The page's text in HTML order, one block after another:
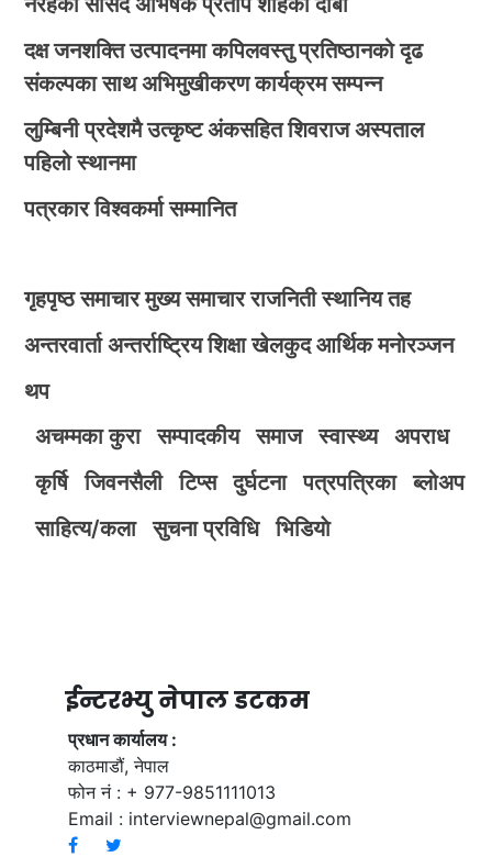
दक्ष जनशक्ति उत्पादनमा कपिलवस्तु प्रतिष्ठानको दृढ
संकल्पका साथ अभिमुखीकरण कार्यक्रम सम्पन्न
लुम्बिनी प्रदेशमै उत्कृष्ट अंकसहित शिवराज अस्पताल
पहिलो स्थानमा
पत्रकार विश्वकर्मा सम्मानित
गृहपृष्ठ समाचार मुख्य समाचार राजनिती स्थानिय तह
अन्तरवार्ता अन्तर्राष्ट्रिय शिक्षा खेलकुद आर्थिक मनोरञ्जन
थप
अचम्मका कुरा
सम्पादकीय समाज स्वास्थ्य
अपराध
कृर्षि
जिवनसैली टिप्स दुर्घटना पत्रपत्रिका
ब्लोअप
साहित्य/कला
सुचना प्रविधि भिडियाे
ईन्टरभ्यु नेपाल डटकम
प्रधान कार्यालय :
काठमाडौं, नेपाल
फोन नं : + 977-9851111013
Email : interviewnepal@gmail.com